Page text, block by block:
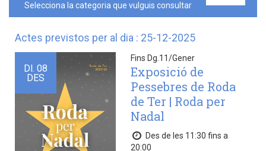
Selecciona la categoria que vulguis consultar
Actes previstos per al dia : 25-12-2025
Dl. 08
DES
Fins Dg.11/Gener
Exposició de
Pessebres de Roda
de Ter | Roda per
Nadal
Des de les 11:30 fins a
20:00